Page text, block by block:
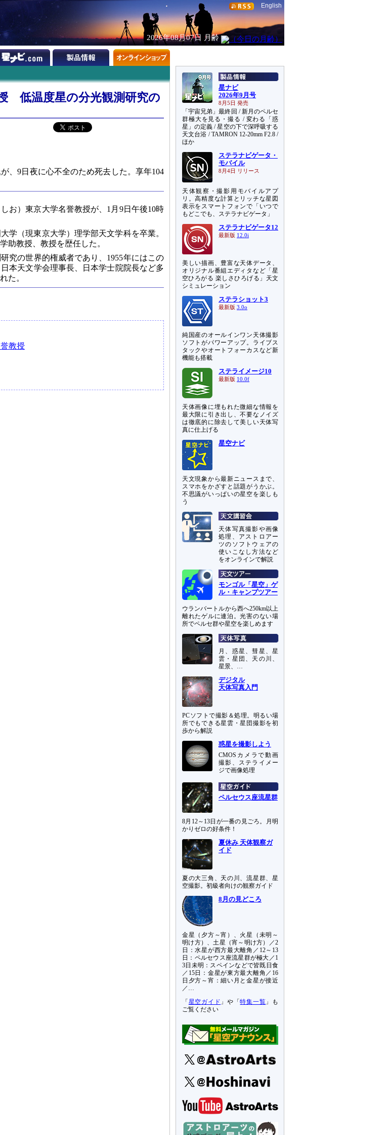
English
2026年08月07日 月齢
低温度星の分光観測研究の
、9日夜に心不全のため死去した。享年104
お）東京大学名誉教授が、1月9日午後10時
学（現東京大学）理学部天文学科を卒業。
助教授、教授を歴任した。
究の世界的権威者であり、1955年にはこの
本天文学会理事長、日本学士院院長など多
た。
教授
星ナビ
2026年9月号
8月5日 発売
「宇宙兄弟」最終回 / 新月のペルセ
群極大を見る・撮る / 変わる「惑
星」の定義 / 星空の下で深呼吸する
天文台浴 / TAMRON 12-20mm F2.8 /
ほか
ステラナビゲータ・
モバイル
8月4日 リリース
天体観察・撮影用モバイルアプ
リ。高精度な計算とリッチな星図
表示をスマートフォンで「いつで
もどこでも、ステラナビゲータ」
ステラナビゲータ12
最新版 12.0i
美しい描画、豊富な天体データ、
オリジナル番組エディタなど「星
空ひろがる 楽しさひろげる」天文
シミュレーション
ステラショット3
最新版 3.0o
純国産のオールインワン天体撮影
ソフトがパワーアップ。ライブス
タックやオートフォーカスなど新
機能も搭載
ステライメージ10
最新版 10.0f
天体画像に埋もれた微細な情報を
最大限に引き出し、不要なノイズ
は徹底的に除去して美しい天体写
真に仕上げる
星空ナビ
天文現象から最新ニュースまで、
スマホをかざすと話題がうかぶ。
不思議がいっぱいの星空を楽しも
う
天体写真撮影や画像
処理、アストロアー
ツのソフトウェアの
使いこなし方法など
をオンラインで解説
モンゴル「星空」ゲ
ル・キャンプツアー
ウランバートルから西へ250km以上
離れたゲルに連泊。光害のない場
所でペルセ群や星空を楽しめます
月、惑星、彗星、星
雲・星団、天の川、
星景、…
デジタル
天体写真入門
PCソフトで撮影＆処理。明るい場
所でもできる星雲・星団撮影を初
歩から解説
惑星を撮影しよう
CMOSカメラで動画
撮影、ステライメー
ジで画像処理
ペルセウス座流星群
8月12～13日が一番の見ごろ。月明
かりゼロの好条件！
夏休み 天体観察ガ
イド
夏の大三角、天の川、流星群、星
空撮影。初級者向けの観察ガイド
8月の見どころ
金星（夕方～宵）、火星（未明～
明け方）、土星（宵～明け方）／2
日：水星が西方最大離角／12～13
日：ペルセウス座流星群が極大／1
3日未明：スペインなどで皆既日食
／15日：金星が東方最大離角／16
日夕方～宵：細い月と金星が接近
／…
「 星空ガイド 」や「特集一覧 」も
ご覧ください